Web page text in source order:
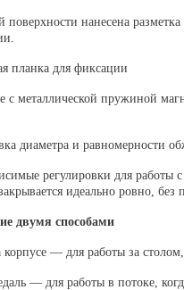
поверхности нанесена
планка для фиксации
с металлической пружиной
диаметра и равномерности
регулировки для работы
идеально ровно, без
двумя способами
— для работы за
— для работы в потоке,